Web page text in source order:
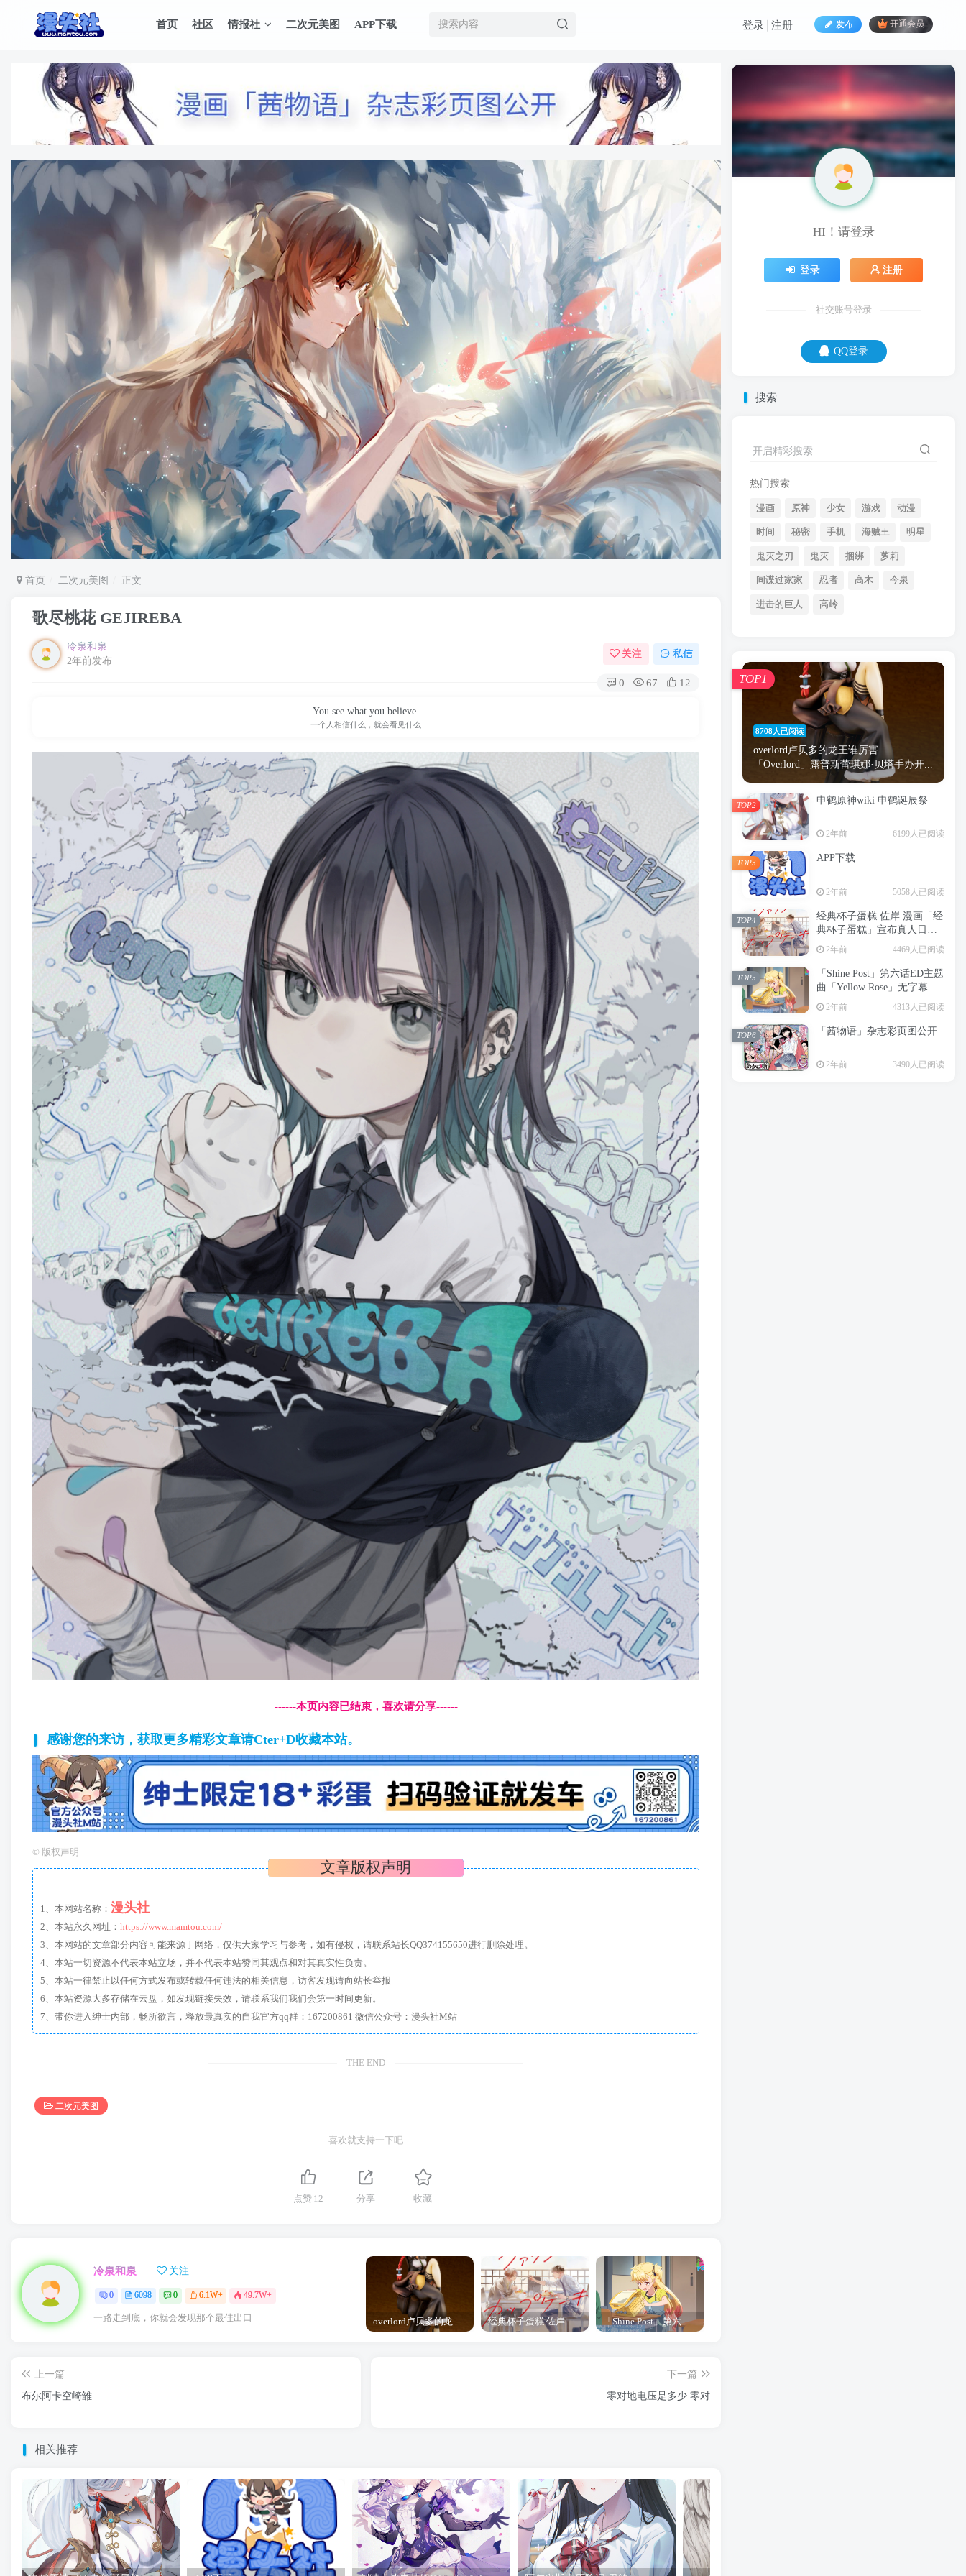
首页 社区 情报社 二次元美图 APP下载 发布 开通会员
登录 注册
首页 二次元美图 正文
歌尽桃花 GEJIREBA
冷泉和泉
2年前发布
关注 私信
0 67 12
You see what you believe.
一个人相信什么，就会看见什么
------本页内容已结束，喜欢请分享------
感谢您的来访，获取更多精彩文章请Cter+D收藏本站。
© 版权声明
文章版权声明
1、本网站名称： 漫头社
2、本站永久网址： https://www.mamtou.com/
3、本网站的文章部分内容可能来源于网络，仅供大家学习与参考，如有侵权，请联系站长QQ374155650进行删除处理。
4、本站一切资源不代表本站立场，并不代表本站赞同其观点和对其真实性负责。
5、本站一律禁止以任何方式发布或转载任何违法的相关信息，访客发现请向站长举报
6、本站资源大多存储在云盘，如发现链接失效，请联系我们我们会第一时间更新。
7、带你进入绅士内部，畅所欲言，释放最真实的自我官方qq群：167200861 微信公众号：漫头社M站
THE END
二次元美图
喜欢就支持一下吧
点赞 12 分享 收藏
冷泉和泉 关注
0 6098 0 6.1W+ 49.7W+
一路走到底，你就会发现那个最佳出口 overlord卢贝多的龙王谁厉害 「Overlord」露普斯蕾琪娜·贝塔手办开订 经典杯子蛋糕 佐岸 漫画「经典杯子蛋糕」宣布真人日剧化 「Shine Post」第六话ED主题曲「Yellow Rose」无字幕MV公开
上一篇
布尔阿卡空崎雏
下一篇
零对地电压是多少 零对
相关推荐
HI！请登录
登录 注册
社交账号登录
QQ登录
搜索
开启精彩搜索
热门搜索
漫画 原神 少女 游戏 动漫
时间 秘密 手机 海贼王 明星
鬼灭之刃 鬼灭 捆绑 萝莉
间谍过家家 忍者 高木 今泉
进击的巨人 高岭
8708人已阅读
overlord卢贝多的龙王谁厉害
「Overlord」露普斯蕾琪娜·贝塔手办开...
TOP1
申鹤原神wiki 申鹤诞辰祭
2年前 6199人已阅读
TOP2
APP下载
2年前 5058人已阅读
TOP3
经典杯子蛋糕 佐岸 漫画「经
典杯子蛋糕」宣布真人日剧
化
2年前 4469人已阅读
TOP4
「Shine Post」第六话ED主题
曲「Yellow Rose」无字幕MV
公开
2年前 4313人已阅读
TOP5
「茜物语」杂志彩页图公开
2年前 3490人已阅读
TOP6
HI！请登录
登录 注册
社交账号登录
QQ登录
这两天雨水多，下雨记得打伞，否则脑袋
时间 秘密 手机 海贼王
鬼灭 捆绑 萝莉
间谍过家家 忍者 高木
进击的巨人 高岭
8708人已阅读
overlord卢贝多的龙王谁厉害
「Overlord」露普斯蕾琪娜·贝塔手办开...
TOP1
申鹤原神wiki 申鹤诞辰祭
2年前 6199人已阅读
TOP2
APP下载
2年前 5058人已阅读
TOP3
经典杯子蛋糕 佐岸 漫画「经
典杯子蛋糕」宣布真人日剧
TOP4